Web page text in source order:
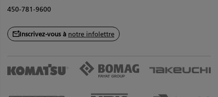
450-781-9600
Inscrivez-vous à notre infolettre